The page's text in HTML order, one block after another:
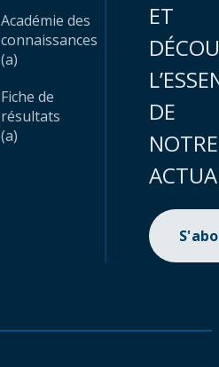
Académie des
connaissances
(a)
Fiche de
résultats
(a)
ET
DE
NOTRE